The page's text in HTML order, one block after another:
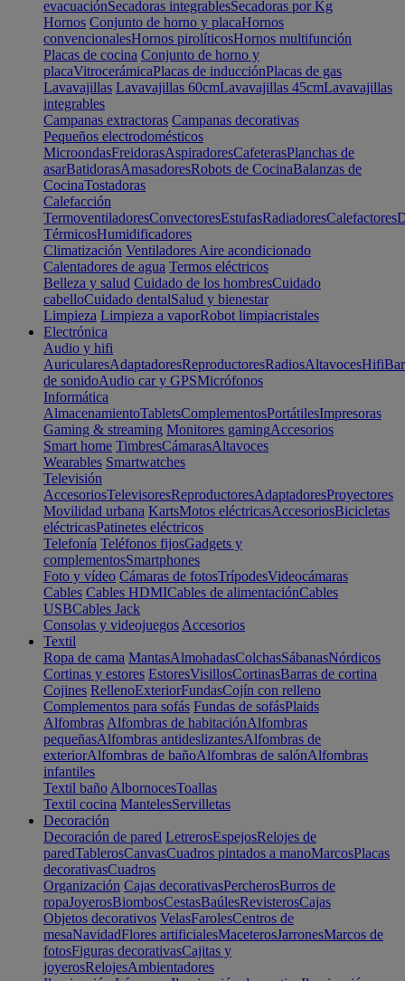
evacuaciónSecadoras integrablesSecadoras por Kg
Hornos Conjunto de horno y placaHornos
convencionalesHornos pirolíticosHornos multifunción
Placas de cocina Conjunto de horno y
placaVitrocerámicaPlacas de inducciónPlacas de gas
Lavavajillas Lavavajillas 60cmLavavajillas 45cmLavavajillas
integrables
Campanas extractoras Campanas decorativas
Pequeños electrodomésticos
MicroondasFreidorasAspiradoresCafeterasPlanchas de
asarBatidorasAmasadoresRobots de CocinaBalanzas de
CocinaTostadoras
Calefacción
TermoventiladoresConvectoresEstufasRadiadoresCalefactores
TérmicosHumidificadores
Climatización Ventiladores Aire acondicionado
Calentadores de agua Termos eléctricos
Belleza y salud Cuidado de los hombresCuidado
cabelloCuidado dentalSalud y bienestar
Limpieza Limpieza a vaporRobot limpiacristales
Electrónica
Audio y hifi
AuricularesAdaptadoresReproductoresRadiosAltavocesHifi
de sonidoAudio car y GPSMicrófonos
Informática
AlmacenamientoTabletsComplementosPortátilesImpresoras
Gaming & streaming Monitores gamingAccesorios
Smart home TimbresCámarasAltavoces
Wearables Smartwatches
Televisión
AccesoriosTelevisoresReproductoresAdaptadoresProyectores
Movilidad urbana KartsMotos eléctricasAccesoriosBicicletas
eléctricasPatinetes eléctricos
Telefonía Teléfonos fijosGadgets y
complementosSmartphones
Foto y vídeo Cámaras de fotosTrípodesVideocámaras
Cables Cables HDMICables de alimentaciónCables
USBCables Jack
Consolas y videojuegos Accesorios
Textil
Ropa de cama MantasAlmohadasColchasSábanasNórdicos
Cortinas y estores EstoresVisillosCortinasBarras de cortina
Cojines RellenoExteriorFundasCojín con relleno
Complementos para sofás Fundas de sofásPlaids
Alfombras Alfombras de habitaciónAlfombras
pequeñasAlfombras antideslizantesAlfombras de
exteriorAlfombras de bañoAlfombras de salónAlfombras
infantiles
Textil baño AlbornocesToallas
Textil cocina MantelesServilletas
Decoración
Decoración de pared LetrerosEspejosRelojes de
paredTablerosCanvasCuadros pintados a manoMarcosPlacas
decorativasCuadros
Organización Cajas decorativasPercherosBurros de
ropaJoyerosBiombosCestasBaúlesRevisterosCajas
Objetos decorativos VelasFarolesCentros de
mesaNavidadFlores artificialesMaceterosJarronesMarcos de
fotosFiguras decorativasCajitas y
joyerosRelojesAmbientadores